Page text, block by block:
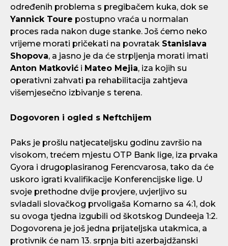
određenih problema s pregibačem kuka, dok se
Yannick Toure postupno vraća u normalan
proces rada nakon duge stanke. Još ćemo neko
vrijeme morati pričekati na povratak Stanislava
Shopova, a jasno je da će strpljenja morati imati
Anton Matković i Mateo Mejia, iza kojih su
operativni zahvati pa rehabilitacija zahtjeva
višemjesečno izbivanje s terena.
Dogovoren i ogled s Neftchijem
Paks je prošlu natjecateljsku godinu završio na
visokom, trećem mjestu OTP Bank lige, iza prvaka
Gyora i drugoplasiranog Ferencvarosa, tako da će
uskoro igrati kvalifikacije Konferencijske lige. U
svoje prethodne dvije provjere, uvjerljivo su
svladali slovačkog prvoligaša Komarno sa 4:1, dok
su ovoga tjedna izgubili od škotskog Dundeeja 1:2.
Dogovorena je još jedna prijateljska utakmica, a
protivnik će nam 13. srpnja biti azerbajdžanski